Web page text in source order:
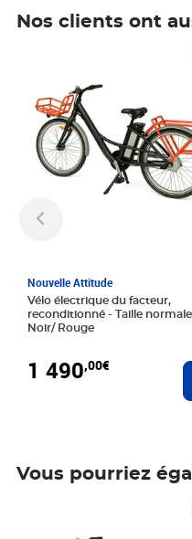
Nos clients ont
Nouvelle Attitude
Vélo électrique du facteur,
reconditionné - Taille normale -
Noir/ Rouge
1 490,00€
Vous pourriez